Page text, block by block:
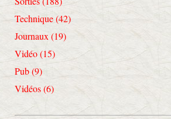
Technique (42)
Journaux (19)
Vidéo (15)
Pub (9)
Vidéos (6)